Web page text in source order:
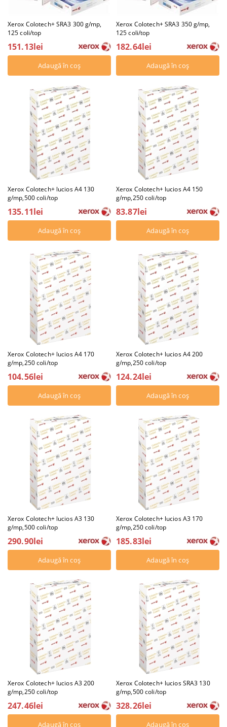
Xerox Colotech+ SRA3 300 g/mp,
125 coli/top
151.13lei
Xerox Colotech+ SRA3 350 g/mp,
125 coli/top
182.64lei
Xerox Colotech+ lucios A4 130
g/mp,500 coli/top
135.11lei
Xerox Colotech+ lucios A4 150
g/mp,250 coli/top
83.87lei
Xerox Colotech+ lucios A4 170
g/mp,250 coli/top
104.56lei
Xerox Colotech+ lucios A4 200
g/mp,250 coli/top
124.24lei
Xerox Colotech+ lucios A3 130
g/mp,500 coli/top
290.90lei
Xerox Colotech+ lucios A3 170
g/mp,250 coli/top
185.83lei
Xerox Colotech+ lucios A3 200
g/mp,250 coli/top
247.46lei
Xerox Colotech+ lucios SRA3 130
g/mp,500 coli/top
328.26lei